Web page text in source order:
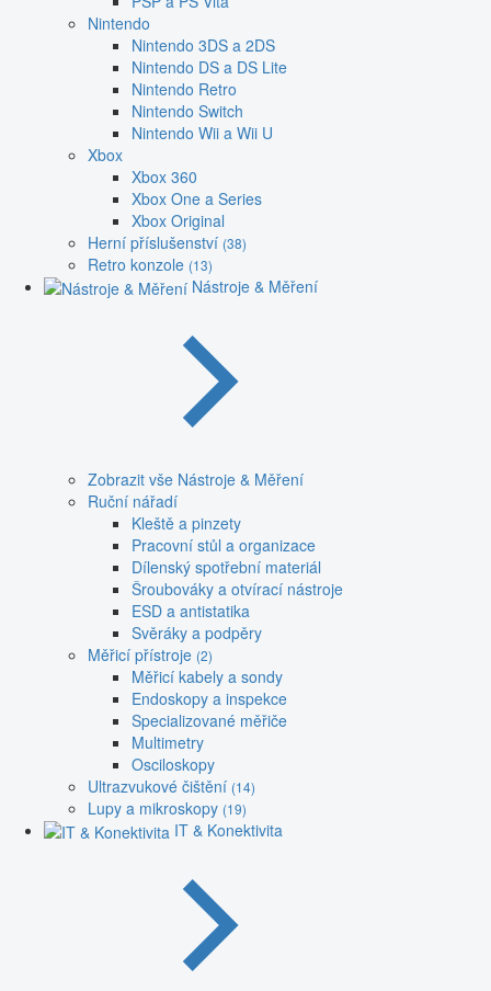
Nintendo
Nintendo 3DS a 2DS
Nintendo DS a DS Lite
Nintendo Retro
Nintendo Switch
Nintendo Wii a Wii U
Xbox
Xbox 360
Xbox One a Series
Xbox Original
Herní příslušenství (38)
Retro konzole (13)
Nástroje & Měření
Zobrazit vše Nástroje & Měření
Ruční nářadí
Kleště a pinzety
Pracovní stůl a organizace
Dílenský spotřební materiál
Šroubováky a otvírací nástroje
ESD a antistatika
Svěráky a podpěry
Měřicí přístroje (2)
Měřicí kabely a sondy
Endoskopy a inspekce
Specializované měřiče
Multimetry
Osciloskopy
Ultrazvukové čištění (14)
Lupy a mikroskopy (19)
IT & Konektivita